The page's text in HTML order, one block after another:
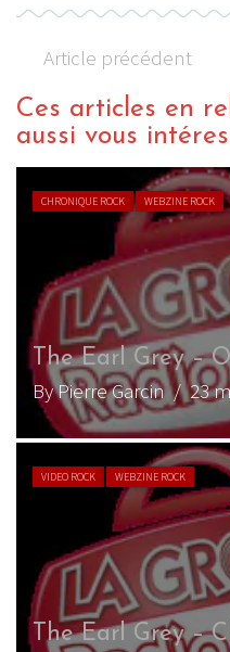
Article précédent
Ces articles en
aussi vous
CHRONIQUE ROCK WEBZINE ROCK
The Earl Grey –
By Pierre Garcin/ 23
VIDEO ROCK WEBZINE ROCK
The Earl Grey –